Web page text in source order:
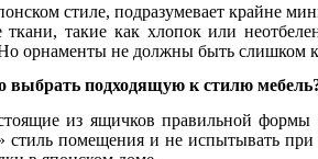
стиле, подразумевает крайне
такие как хлопок или
орнаменты не должны быть слишком
выбрать подходящую к стилю
из ящичков правильной
стиль помещения и не испытывать